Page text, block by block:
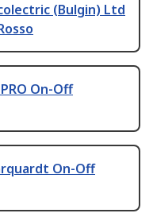
(Bulgin) Ltd
On-Off
On-Off